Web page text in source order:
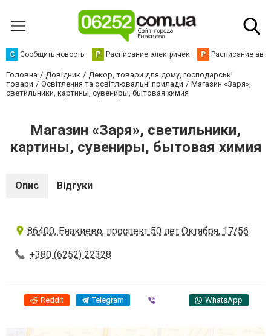
С Сообщить новость Р Расписание электричек Р Расписание
Головна Довідник
Декор, товари для дому, господарські
товари
Освітлення та освітлювальні прилади
Магазин «Заря»,
светильники, картины, сувениры, бытовая химия
Магазин «Заря», светильники,
картины, сувениры, бытовая химия
Опис Відгуки
86400, Енакиево, проспект 50 лет Октября, 17/56
+380 (6252) 22328
Reddit Telegram WhatsApp